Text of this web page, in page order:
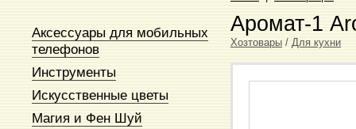
Аксессуары для мобильных
телефонов
Инструменты
Искусственные цветы
Магия и Фен Шуй
Аромат-1
Хозтовары / Для кухни